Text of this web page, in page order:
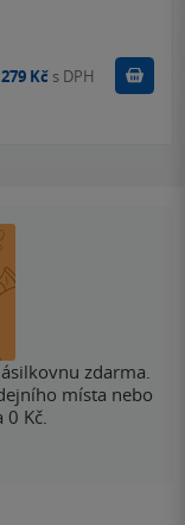
279 Kč s DPH Koupit
zdarma.
místa nebo
Kč.